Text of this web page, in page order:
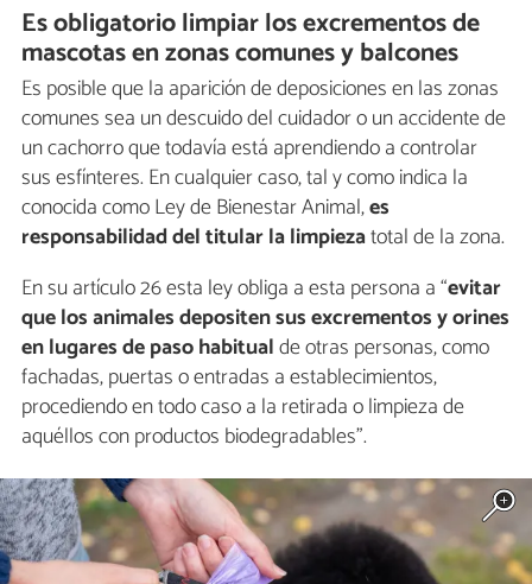
Es obligatorio limpiar los excrementos de
mascotas en zonas comunes y balcones
Es posible que la aparición de deposiciones en las zonas
comunes sea un descuido del cuidador o un accidente de
un cachorro que todavía está aprendiendo a controlar
sus esfínteres. En cualquier caso, tal y como indica la
conocida como Ley de Bienestar Animal,es
responsabilidad del titular la limpiezatotal de la zona.
En su artículo 26 esta ley obliga a esta persona a “evitar
que los animales depositen sus excrementos y orines
en lugares de paso habitualde otras personas, como
fachadas, puertas o entradas a establecimientos,
procediendo en todo caso a la retirada o limpieza de
aquéllos con productos biodegradables”.